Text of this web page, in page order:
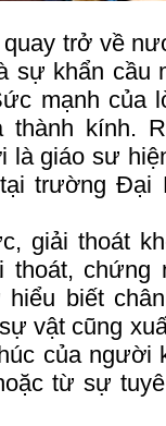
trở về
sự khẩn cầu
mạnh của
kính.
là giáo sư
trường Đại
giải thoát
chứng
biết
vật cũng
của người
từ sự